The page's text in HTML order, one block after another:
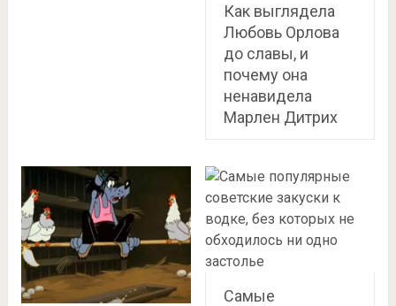
Как выглядела
Любовь Орлова
до славы, и
почему она
ненавидела
Марлен Дитрих
Самые